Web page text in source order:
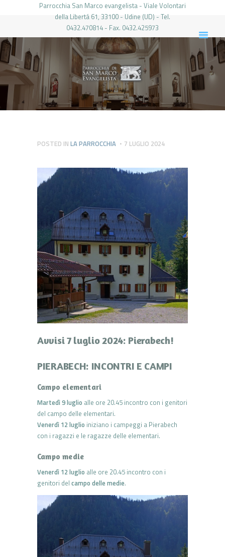
Parrocchia San Marco evangelista - Viale Volontari
della Libertá 61, 33100 - Udine (UD) - Tel.
0432.470814 - Fax. 0432.425973
PARROCCHIA DI SAN MARCO UDINE
HOME
LA PARROCCHIA
IL PARROCO
LE ATTIVITÀ
PIERABECH
CONTATTI
LOGIN
POSTED IN LA PARROCCHIA 7 LUGLIO 2024
Avvisi 7 luglio 2024: Pierabech!
PIERABECH: INCONTRI E CAMPI
Campo elementari
Martedì 9 luglio alle ore 20.45 incontro con i genitori
del campo delle elementari.
Venerdì 12 luglio iniziano i campeggi a Pierabech
con i ragazzi e le ragazze delle elementari.
Campo medie
Venerdì 12 luglio alle ore 20.45 incontro con i
genitori del campo delle medie.